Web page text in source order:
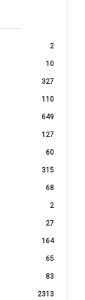
2
10
327
110
649
127
60
315
68
2
27
164
65
83
2313